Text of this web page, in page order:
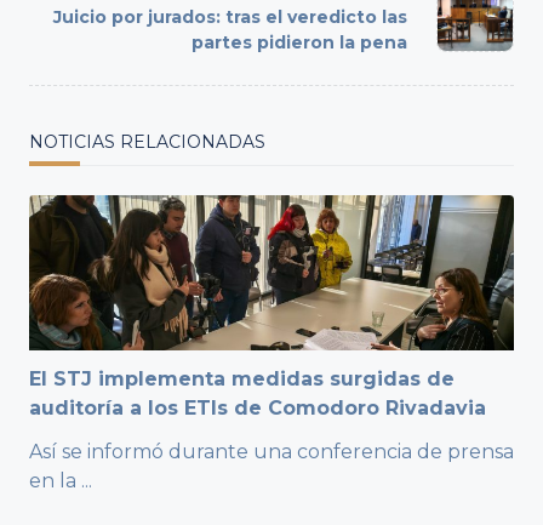
reader-
text">Page</span>
Juicio por jurados: tras el veredicto las
partes pidieron la pena
NOTICIAS RELACIONADAS
El STJ implementa medidas surgidas de
auditoría a los ETIs de Comodoro Rivadavia
Así se informó durante una conferencia de prensa
en la ...